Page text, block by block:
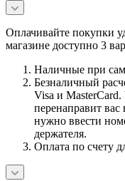
Оплачивайте покупки
магазине доступно 3
Наличные при
Безналичный
Visa и
перенаправит вас
нужно ввести
держателя.
Оплата по счету